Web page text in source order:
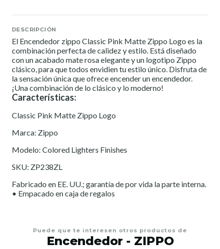
DESCRIPCIÓN
El Encendedor zippo Classic Pink Matte Zippo Logo es la
combinación perfecta de calidez y estilo. Está diseñado
con un acabado mate rosa elegante y un logotipo Zippo
clásico, para que todos envidien tu estilo único. Disfruta de
la sensación única que ofrece encender un encendedor.
¡Una combinación de lo clásico y lo moderno!
Características:
Classic Pink Matte Zippo Logo
Marca: Zippo
Modelo: Colored Lighters Finishes
SKU: ZP238ZL
Fabricado en EE. UU.; garantía de por vida la parte interna.
• Empacado en caja de regalos
Puede que te interesen otros productos de
Encendedor - ZIPPO